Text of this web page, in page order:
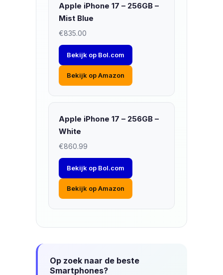
Apple iPhone 17 – 256GB –
Mist Blue
€835.00
Bekijk op Bol.com
Bekijk op Amazon
Apple iPhone 17 – 256GB –
White
€860.99
Bekijk op Bol.com
Bekijk op Amazon
Op zoek naar de beste
Smartphones?